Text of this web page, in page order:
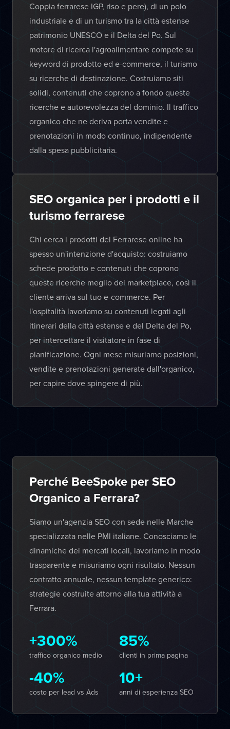
Coppia ferrarese IGP, riso e pere), di un polo
industriale e di un turismo tra la città estense
patrimonio UNESCO e il Delta del Po. Sul
motore di ricerca l'agroalimentare compete su
keyword di prodotto ed e-commerce, il turismo
su ricerche di destinazione. Costruiamo siti
solidi, contenuti che coprono a fondo queste
ricerche e autorevolezza del dominio. Il traffico
organico che ne deriva porta vendite e
prenotazioni in modo continuo, indipendente
dalla spesa pubblicitaria.
SEO organica per i prodotti e il
turismo ferrarese
Chi cerca i prodotti del Ferrarese online ha
spesso un'intenzione d'acquisto: costruiamo
schede prodotto e contenuti che coprono
queste ricerche meglio dei marketplace, così il
cliente arriva sul tuo e-commerce. Per
l'ospitalità lavoriamo su contenuti legati agli
itinerari della città estense e del Delta del Po,
per intercettare il visitatore in fase di
pianificazione. Ogni mese misuriamo posizioni,
vendite e prenotazioni generate dall'organico,
per capire dove spingere di più.
Perché BeeSpoke per SEO
Organico a Ferrara?
Siamo un'agenzia SEO con sede nelle Marche
specializzata nelle PMI italiane. Conosciamo le
dinamiche dei mercati locali, lavoriamo in modo
trasparente e misuriamo ogni risultato. Nessun
contratto annuale, nessun template generico:
strategie costruite attorno alla tua attività a
Ferrara.
+300%
traffico organico medio
85%
clienti in prima pagina
-40%
costo per lead vs Ads
10+
anni di esperienza SEO